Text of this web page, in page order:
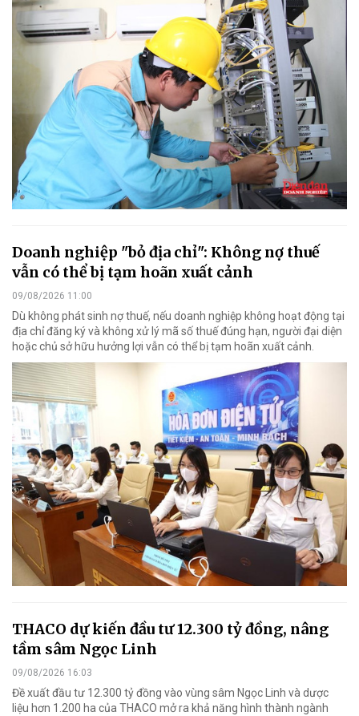
Doanh nghiệp "bỏ địa chỉ": Không nợ thuế
vẫn có thể bị tạm hoãn xuất cảnh
09/08/2026 11:00
Dù không phát sinh nợ thuế, nếu doanh nghiệp không hoạt động tại
địa chỉ đăng ký và không xử lý mã số thuế đúng hạn, người đại diện
hoặc chủ sở hữu hưởng lợi vẫn có thể bị tạm hoãn xuất cảnh.
THACO dự kiến đầu tư 12.300 tỷ đồng, nâng
tầm sâm Ngọc Linh
09/08/2026 16:03
Đề xuất đầu tư 12.300 tỷ đồng vào vùng sâm Ngọc Linh và dược
liệu hơn 1.200 ha của THACO mở ra khả năng hình thành ngành